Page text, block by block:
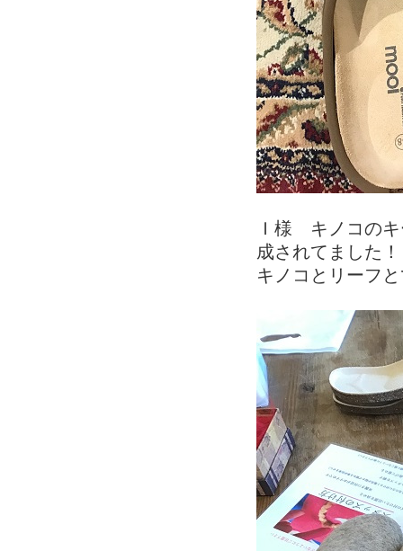
Ｉ様 キノコの
成されてました！
キノコとリーフ